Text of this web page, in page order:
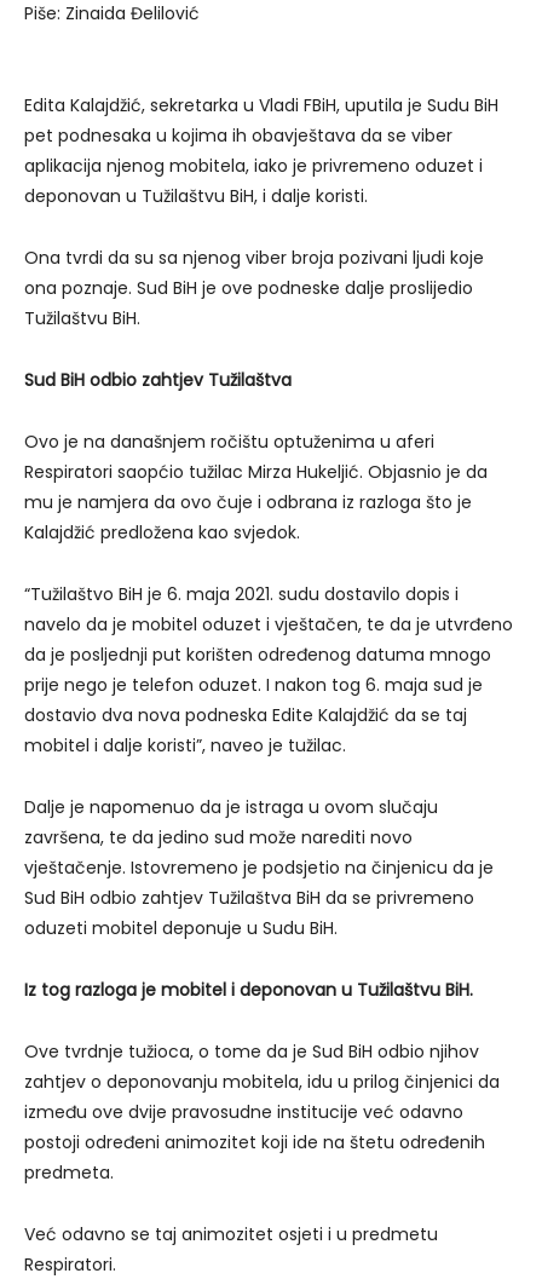
Piše: Zinaida Đelilović
Edita Kalajdžić, sekretarka u Vladi FBiH, uputila je Sudu BiH
pet podnesaka u kojima ih obavještava da se viber
aplikacija njenog mobitela, iako je privremeno oduzet i
deponovan u Tužilaštvu BiH, i dalje koristi.
Ona tvrdi da su sa njenog viber broja pozivani ljudi koje
ona poznaje. Sud BiH je ove podneske dalje proslijedio
Tužilaštvu BiH.
Sud BiH odbio zahtjev Tužilaštva
Ovo je na današnjem ročištu optuženima u aferi
Respiratori saopćio tužilac Mirza Hukeljić. Objasnio je da
mu je namjera da ovo čuje i odbrana iz razloga što je
Kalajdžić predložena kao svjedok.
“Tužilaštvo BiH je 6. maja 2021. sudu dostavilo dopis i
navelo da je mobitel oduzet i vještačen, te da je utvrđeno
da je posljednji put korišten određenog datuma mnogo
prije nego je telefon oduzet. I nakon tog 6. maja sud je
dostavio dva nova podneska Edite Kalajdžić da se taj
mobitel i dalje koristi”, naveo je tužilac.
Dalje je napomenuo da je istraga u ovom slučaju
završena, te da jedino sud može narediti novo
vještačenje. Istovremeno je podsjetio na činjenicu da je
Sud BiH odbio zahtjev Tužilaštva BiH da se privremeno
oduzeti mobitel deponuje u Sudu BiH.
Iz tog razloga je mobitel i deponovan u Tužilaštvu BiH.
Ove tvrdnje tužioca, o tome da je Sud BiH odbio njihov
zahtjev o deponovanju mobitela, idu u prilog činjenici da
između ove dvije pravosudne institucije već odavno
postoji određeni animozitet koji ide na štetu određenih
predmeta.
Već odavno se taj animozitet osjeti i u predmetu
Respiratori.